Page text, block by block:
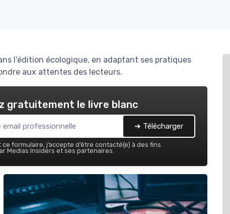
l'édition écologique, en adaptant ses pratiques
aux attentes des lecteurs.
gratuitement le livre blanc
➔ Télécharger
formulaire, j’accepte d’être contacté(e) à des fins
Medias Insiders et ses partenaires.